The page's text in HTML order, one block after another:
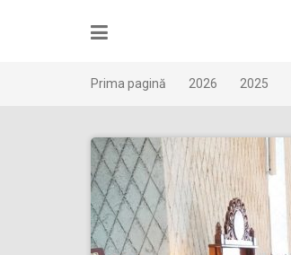
Prima pagină 2026 2025